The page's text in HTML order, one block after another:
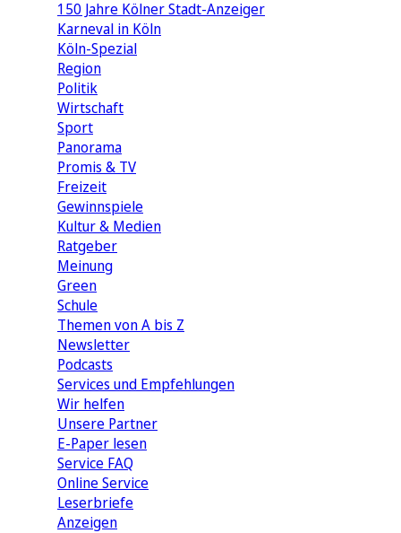
150 Jahre Kölner Stadt-Anzeiger
Karneval in Köln
Köln-Spezial
Region
Politik
Wirtschaft
Sport
Panorama
Promis & TV
Freizeit
Gewinnspiele
Kultur & Medien
Ratgeber
Meinung
Green
Schule
Themen von A bis Z
Newsletter
Podcasts
Services und Empfehlungen
Wir helfen
Unsere Partner
E-Paper lesen
Service FAQ
Online Service
Leserbriefe
Anzeigen